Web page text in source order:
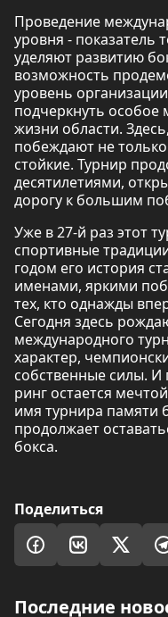
Проведение
уровня - показатель
уделяют развитию
возможность
уровень
подчеркнуть особое
жизни области.
побеждают не
стойкие. Турнир
десятилетиями,
дорогу к большим
Уже в 27-й раз этот
спортивные
годом его история
именами, яркими
тех, кто однажды
Сегодня здесь
международного
характер,
собственные силы. И
ринг остается
имя турнира памяти
продолжает
бокса.
Поделиться
Последние